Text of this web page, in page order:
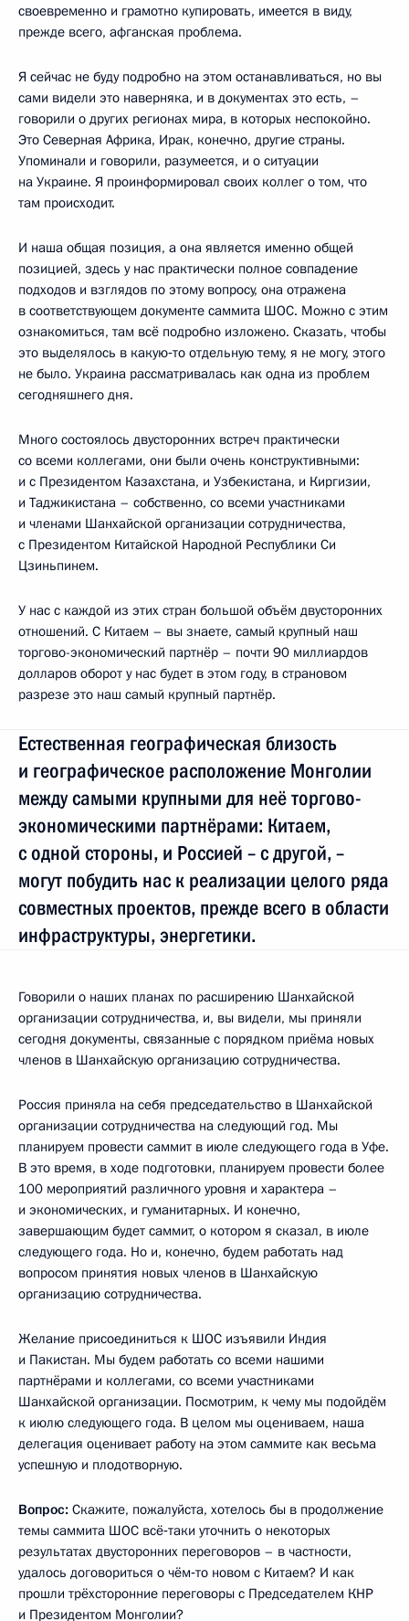
своевременно и грамотно купировать, имеется в виду,
прежде всего, афганская проблема.
Я сейчас не буду подробно на этом останавливаться, но вы
сами видели это наверняка, и в документах это есть, –
говорили о других регионах мира, в которых неспокойно.
Это Северная Африка, Ирак, конечно, другие страны.
Упоминали и говорили, разумеется, и о ситуации
на Украине. Я проинформировал своих коллег о том, что
там происходит.
И наша общая позиция, а она является именно общей
позицией, здесь у нас практически полное совпадение
подходов и взглядов по этому вопросу, она отражена
в соответствующем документе саммита ШОС. Можно с этим
ознакомиться, там всё подробно изложено. Сказать, чтобы
это выделялось в какую‑то отдельную тему, я не могу, этого
не было. Украина рассматривалась как одна из проблем
сегодняшнего дня.
Много состоялось двусторонних встреч практически
со всеми коллегами, они были очень конструктивными:
и с Президентом Казахстана, и Узбекистана, и Киргизии,
и Таджикистана – собственно, со всеми участниками
и членами Шанхайской организации сотрудничества,
с Президентом Китайской Народной Республики Си
Цзиньпинем.
У нас с каждой из этих стран большой объём двусторонних
отношений. С Китаем – вы знаете, самый крупный наш
торгово-экономический партнёр – почти 90 миллиардов
долларов оборот у нас будет в этом году, в страновом
разрезе это наш самый крупный партнёр.
Естественная географическая близость
и географическое расположение Монголии
между самыми крупными для неё торгово-
экономическими партнёрами: Китаем,
с одной стороны, и Россией – с другой, –
могут побудить нас к реализации целого ряда
совместных проектов, прежде всего в области
инфраструктуры, энергетики.
Говорили о наших планах по расширению Шанхайской
организации сотрудничества, и, вы видели, мы приняли
сегодня документы, связанные с порядком приёма новых
членов в Шанхайскую организацию сотрудничества.
Россия приняла на себя председательство в Шанхайской
организации сотрудничества на следующий год. Мы
планируем провести саммит в июле следующего года в Уфе.
В это время, в ходе подготовки, планируем провести более
100 мероприятий различного уровня и характера –
и экономических, и гуманитарных. И конечно,
завершающим будет саммит, о котором я сказал, в июле
следующего года. Но и, конечно, будем работать над
вопросом принятия новых членов в Шанхайскую
организацию сотрудничества.
Желание присоединиться к ШОС изъявили Индия
и Пакистан. Мы будем работать со всеми нашими
партнёрами и коллегами, со всеми участниками
Шанхайской организации. Посмотрим, к чему мы подойдём
к июлю следующего года. В целом мы оцениваем, наша
делегация оценивает работу на этом саммите как весьма
успешную и плодотворную.
Вопрос: Скажите, пожалуйста, хотелось бы в продолжение
темы саммита ШОС всё‑таки уточнить о некоторых
результатах двусторонних переговоров – в частности,
удалось договориться о чём‑то новом с Китаем? И как
прошли трёхсторонние переговоры с Председателем КНР
и Президентом Монголии?